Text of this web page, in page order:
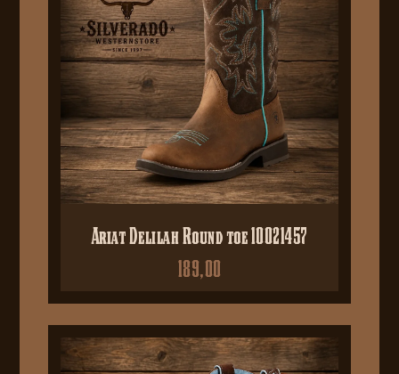
Ariat Delilah Round toe 10021457
189,00